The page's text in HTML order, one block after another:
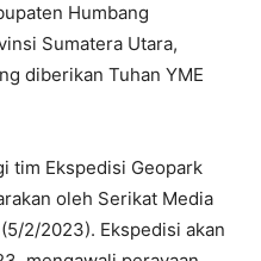
Humbang
Sumatera Utara,
diberikan Tuhan YME
tim Ekspedisi Geopark
oleh Serikat Media
2/2023). Ekspedisi akan